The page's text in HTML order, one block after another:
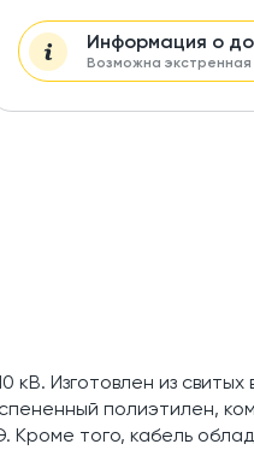
Информация о
Возможна экстренная
Изготовлен из свитых
полиэтилен,
Кроме того, кабель